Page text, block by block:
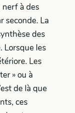
nerf à des
seconde. La
des
Lorsque les
Les
» ou à
de là que
ces